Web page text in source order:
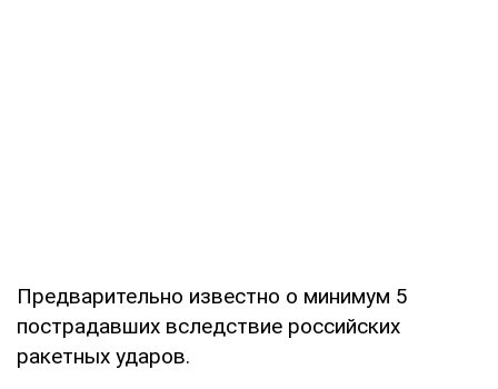
Предварительно известно о минимум 5
пострадавших вследствие российских
ракетных ударов.